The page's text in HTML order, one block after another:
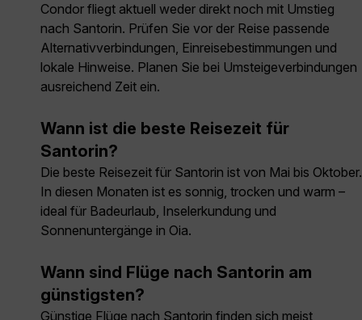
Condor fliegt aktuell weder direkt noch mit Umstieg
nach Santorin. Prüfen Sie vor der Reise passende
Alternativverbindungen, Einreisebestimmungen und
lokale Hinweise. Planen Sie bei Umsteigeverbindungen
ausreichend Zeit ein.
Wann ist die beste Reisezeit für
Santorin?
Die beste Reisezeit für Santorin ist von Mai bis Oktober.
In diesen Monaten ist es sonnig, trocken und warm –
ideal für Badeurlaub, Inselerkundung und
Sonnenuntergänge in Oia.
Wann sind Flüge nach Santorin am
günstigsten?
Günstige Flüge nach Santorin finden sich meist